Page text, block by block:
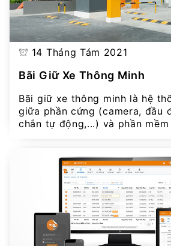
14 Tháng Tám 2021
Bãi Giữ Xe Thông Minh
Bãi giữ xe thông minh là hệ
giữa phần cứng (camera, đầu
chắn tự động,...) và phần